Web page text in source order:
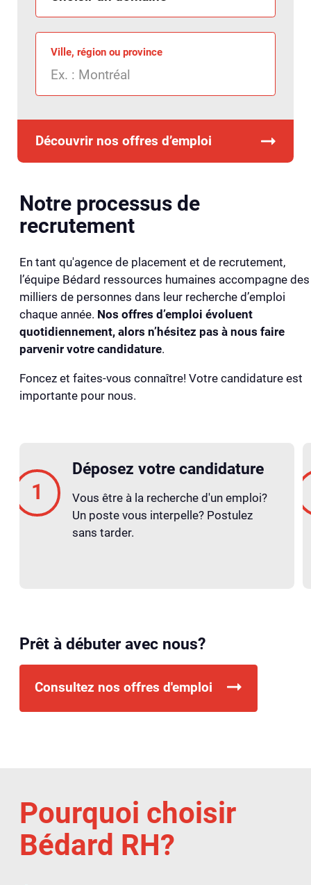
Ville, région ou province
Découvrir nos offres d’emploi
Notre processus de
recrutement
En tant qu'agence de placement et de recrutement,
l’équipe Bédard ressources humaines accompagne des
milliers de personnes dans leur recherche d’emploi
chaque année. Nos offres d’emploi évoluent
quotidiennement, alors n’hésitez pas à nous faire
parvenir votre candidature.
Foncez et faites-vous connaître! Votre candidature est
importante pour nous.
Déposez votre candidature
Vous être à la recherche d'un emploi?
Un poste vous interpelle? Postulez
sans tarder.
Prêt à débuter avec nous?
Consultez nos offres d'emploi
Pourquoi choisir
Bédard RH?